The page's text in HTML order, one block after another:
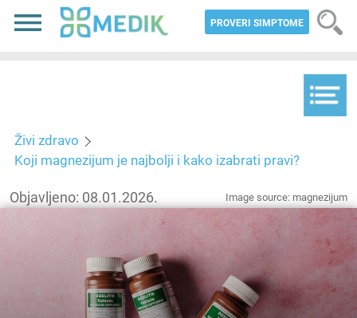
PROVERI SIMPTOME
Živi zdravo
Koji magnezijum je najbolji i kako izabrati pravi?
Objavljeno: 08.01.2026. Image source: magnezijum